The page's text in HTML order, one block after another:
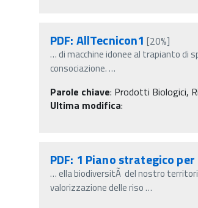
PDF: AllTecnicon1 [20%]
…di macchine idonee al trapianto di
consociazione.…
Parole chiave: Prodotti Biologici,
Ultima modifica:
PDF: 1 Piano strategico
… ella biodiversitÃ del nostro
valorizzazione delle riso…